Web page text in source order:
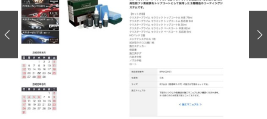
ショップレポート 愛車 File
自動車豆知識 ストップ！不具合修理＆粗悪修理
鈑金・塗装
ディテイリング
ディテイリング
ヘッドライト磨き
フィルム・ラッピング
鈑金・塗装
小キズ直し
特集記事
ストップ 不具合修理＆粗悪修理
カーメーカー「旧車」関連プロジェ
クト
ショップ紹介
ショップレポート プロショップ検索
レストア